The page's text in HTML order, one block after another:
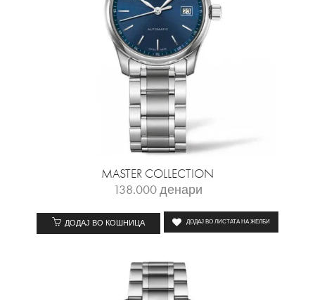
MASTER COLLECTION
138.000денари
ДОДАЈ ВО КОШНИЦА ДОДАЈ ВО ЛИСТАТА НА ЖЕЛБИ